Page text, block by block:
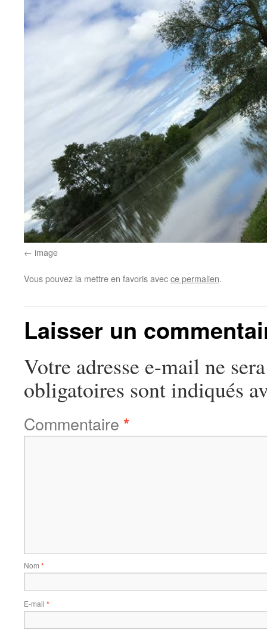
image
Vous pouvez la mettre en favoris avecce permalien.
Laisser un
Votre adresse e-mail ne
obligatoires sont indiqués
Commentaire *
Nom *
E-mail *